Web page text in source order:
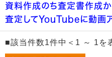
資料作成のち査定書作成か
査定してYouTubeに動画
■該当件数1件中＜1 ～ 1